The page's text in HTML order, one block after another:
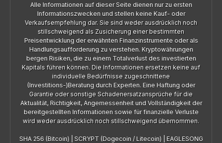
Alle Informationen auf dieser Seite dienen nur zu ersten
Informationszwecken und stellen keine Kauf- oder
Verkaufsempfehlung dar. Sie sind weder ausdrücklich noch
stillschweigend als Zusicherung einer bestimmten
Preisentwicklung der erwähnten Finanzinstrumente oder als
Handlungsaufforderung zu verstehen. Kryptowährungen
bergen Risiken, die zu einem Totalverlust des investierten
Kapitals führen können. Die Informationen ersetzen keine auf
individuelle Bedürfnisse zugeschnittene
(Investitions-)Beratung durch Experten. Eine Haftung oder
Garantie oder sonstige Schadenersatzansprüche für die
Aktualität, Richtigkeit, Angemessenheit und Vollständigkeit der
bereitgestellten Informationen sowie für finanzielle Verluste
wird weder ausdrücklich noch stillschweigend übernommen.
SHA 256 (Bitcoin) SCRYPT (Dogecoin / Litecoin) EAGLESONG